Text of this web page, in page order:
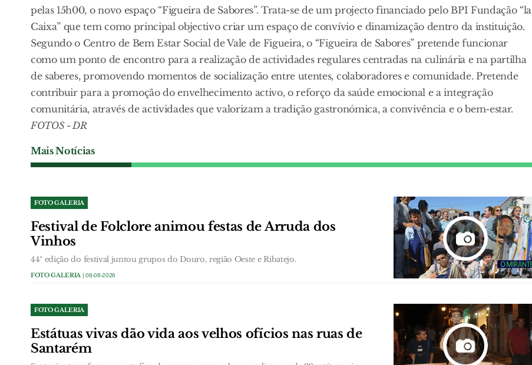
pelas 15h00, o novo espaço “Figueira de Sabores”. Trata-se de um projecto financiado pelo BPI Fundação “la
Caixa” que tem como principal objectivo criar um espaço de convívio e dinamização dentro da instituição.
Segundo o Centro de Bem Estar Social de Vale de Figueira, o “Figueira de Sabores” pretende funcionar
como um ponto de encontro para a realização de actividades regulares centradas na culinária e na partilha
de saberes, promovendo momentos de socialização entre utentes, colaboradores e comunidade. Pretende
contribuir para a promoção do envelhecimento activo, o reforço da saúde emocional e a integração
comunitária, através de actividades que valorizam a tradição gastronómica, a convivência e o bem-estar.
FOTOS - DR
Mais Notícias
FOTO GALERIA
Festival de Folclore animou festas de Arruda dos
Vinhos
44ª edição do festival juntou grupos do Douro, região Oeste e Ribatejo.
FOTO GALERIA | 08-08-2026
FOTO GALERIA
Estátuas vivas dão vida aos velhos ofícios nas ruas de
Santarém